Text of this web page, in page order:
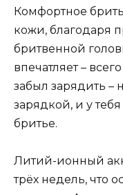
Комфортное
кожи, благодаря
бритвенной
впечатляет –
забыл зарядить –
зарядкой, и у
бритье.
Литий-ионный
трёх недель, что